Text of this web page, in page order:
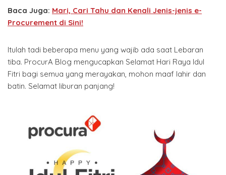
Baca Juga: Mari, Cari Tahu dan Kenali Jenis-jenis e-
Procurement di Sini!
Itulah tadi beberapa menu yang wajib ada saat Lebaran
tiba. ProcurA Blog mengucapkan Selamat Hari Raya Idul
Fitri bagi semua yang merayakan, mohon maaf lahir dan
batin. Selamat liburan panjang!